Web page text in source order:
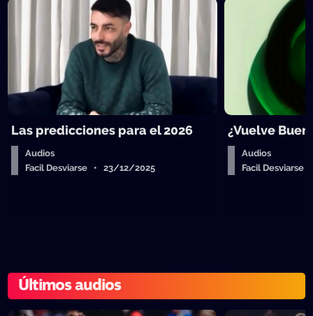
Las predicciones para el 2026
Audios
Facil Desviarse • 23/12/2025
¿Vuelve
Audios
Facil
Últimos audios